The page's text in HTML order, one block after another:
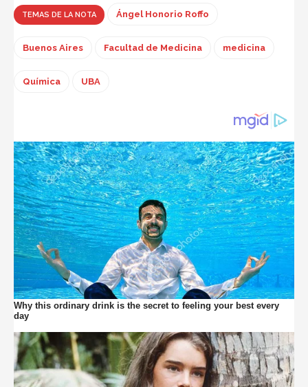
TEMAS DE LA NOTA Ángel Honorio Roffo
Buenos Aires Facultad de Medicina medicina
Química UBA